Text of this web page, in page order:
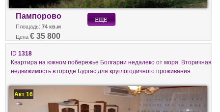
Пампорово
Площадь: 74 кв.м
Цена € 35 800
ID 1318
Квартира на южном побережье Болгарии недалеко от моря. Вторичная
недвижимость в городе Бургас для круглогодичного проживания.
Акт 16